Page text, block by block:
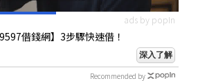
ads by popIn
借錢網】3步驟快速借！
深入了解
Recommended by